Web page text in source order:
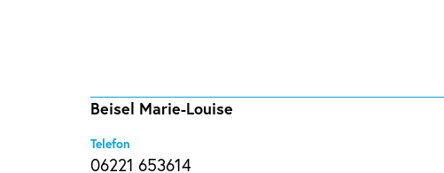
Beisel Marie-Louise
Telefon
06221 653614